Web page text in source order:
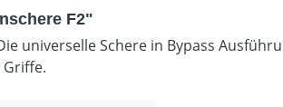
F2"
universelle Schere in Bypass